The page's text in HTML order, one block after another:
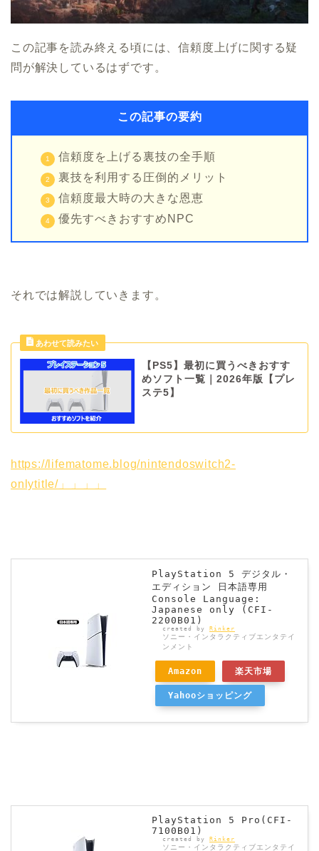
この記事を読み終える頃には、信頼度上げに関する疑
問が解決しているはずです。
この記事の要約
信頼度を上げる裏技の全手順
裏技を利用する圧倒的メリット
信頼度最大時の大きな恩恵
優先すべきおすすめNPC
それでは解説していきます。
【PS5】最初に買うべきおすす
めソフト一覧｜2026年版【プレ
ステ5】
https://lifematome.blog/nintendoswitch2-
onlytitle/」」」」
PlayStation 5 デジタル・
エディション 日本語専用
Console Language:
Japanese only (CFI-
2200B01)
created by Rinker
ソニー・インタラクティブエンタテイ
ンメント
Amazon 楽天市場
Yahooショッピング
PlayStation 5 Pro(CFI-
7100B01)
created by Rinker
ソニー・インタラクティブエンタテイ